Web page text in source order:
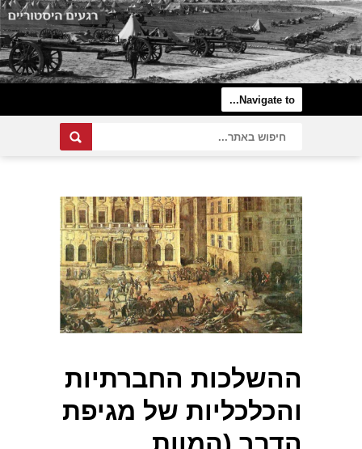
ההשלכות החברתיות
והכלכליות של מגיפת